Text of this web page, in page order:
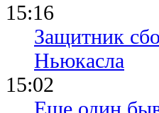
15:16
Защитник
Ньюкасла
15:02